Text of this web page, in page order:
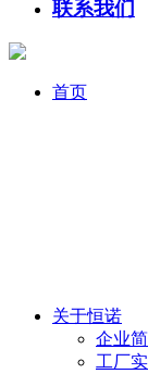
联系我们
首页
关于恒诺
企业
工厂